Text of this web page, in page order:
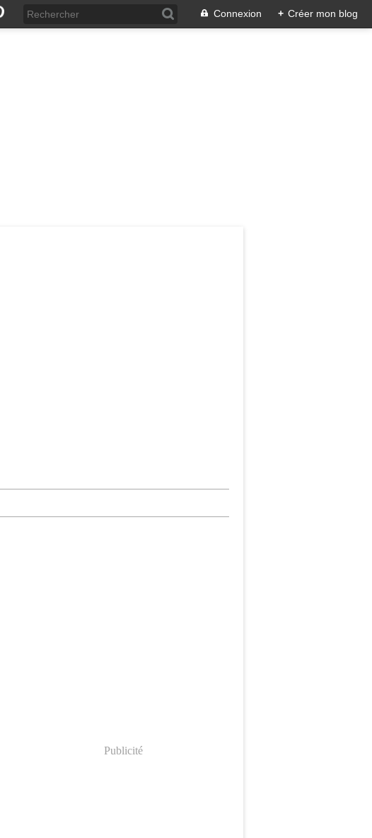
Connexion + Créer mon blog
Publicité